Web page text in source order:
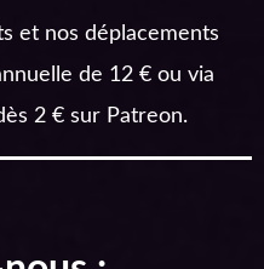
et nos déplacements
de 12 € ou via
2 € sur Patreon.